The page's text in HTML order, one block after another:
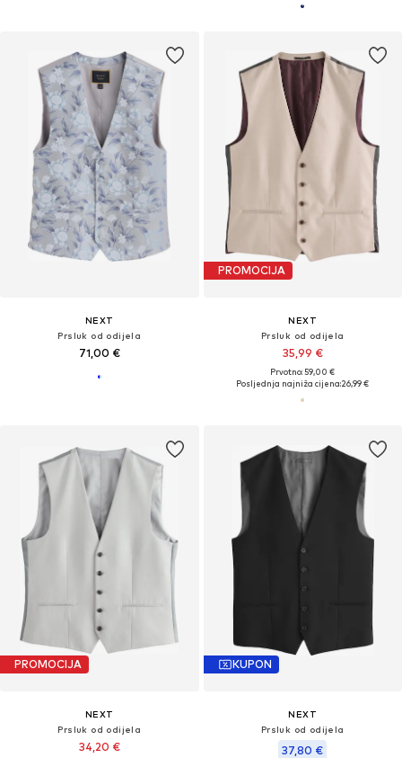
NEXT
Prsluk od odijela
71,00 €
PROMOCIJA
NEXT
Prsluk od odijela
35,99 €
Prvotno: 59,00 €
Posljednja najniža cijena:26,99 €
PROMOCIJA
NEXT
Prsluk od odijela
34,20 €
KUPON
NEXT
Prsluk od odijela
37,80 €